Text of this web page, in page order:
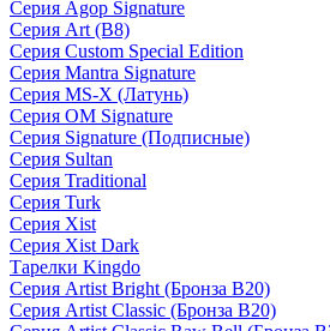
Серия Agop Signature
Серия Art (B8)
Серия Custom Special Edition
Серия Mantra Signature
Серия MS-X (Латунь)
Серия OM Signature
Серия Signature (Подписные)
Серия Sultan
Серия Traditional
Серия Turk
Серия Xist
Серия Xist Dark
Тарелки Kingdo
Серия Artist Bright (Бронза B20)
Серия Artist Classic (Бронза B20)